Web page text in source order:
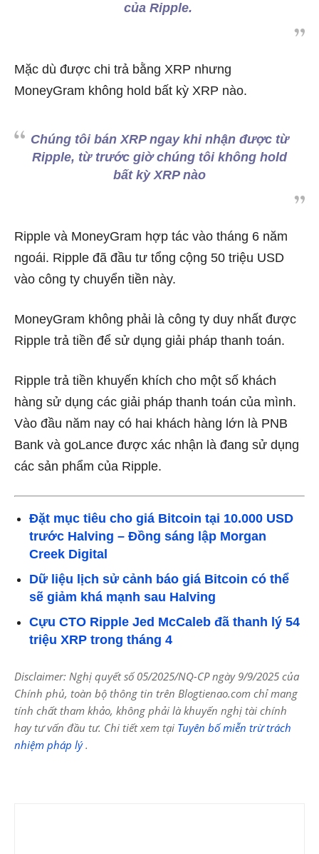
của Ripple.
Mặc dù được chi trả bằng XRP nhưng
MoneyGram không hold bất kỳ XRP nào.
Chúng tôi bán XRP ngay khi nhận được từ
Ripple, từ trước giờ chúng tôi không hold
bất kỳ XRP nào
Ripple và MoneyGram hợp tác vào tháng 6 năm
ngoái. Ripple đã đầu tư tổng cộng 50 triệu USD
vào công ty chuyển tiền này.
MoneyGram không phải là công ty duy nhất được
Ripple trả tiền để sử dụng giải pháp thanh toán.
Ripple trả tiền khuyến khích cho một số khách
hàng sử dụng các giải pháp thanh toán của mình.
Vào đầu năm nay có hai khách hàng lớn là PNB
Bank và goLance được xác nhận là đang sử dụng
các sản phẩm của Ripple.
Đặt mục tiêu cho giá Bitcoin tại 10.000 USD
trước Halving – Đồng sáng lập Morgan
Creek Digital
Dữ liệu lịch sử cảnh báo giá Bitcoin có thể
sẽ giảm khá mạnh sau Halving
Cựu CTO Ripple Jed McCaleb đã thanh lý 54
triệu XRP trong tháng 4
Disclaimer: Nghị quyết số 05/2025/NQ-CP ngày 9/9/2025 của
Chính phủ, toàn bộ thông tin trên Blogtienao.com chỉ mang
tính chất tham khảo, không phải là khuyến nghị tài chính
hay tư vấn đầu tư. Chi tiết xem tại Tuyên bố miễn trừ trách
nhiệm pháp lý.